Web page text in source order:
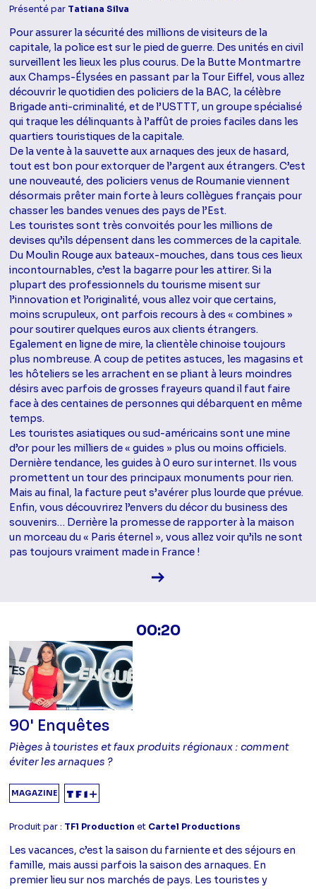
Présenté par Tatiana Silva
Pour assurer la sécurité des millions de visiteurs de la
capitale, la police est sur le pied de guerre. Des unités en civil
surveillent les lieux les plus courus. De la Butte Montmartre
aux Champs-Élysées en passant par la Tour Eiffel, vous allez
découvrir le quotidien des policiers de la BAC, la célèbre
Brigade anti-criminalité, et de l’USTTT, un groupe spécialisé
qui traque les délinquants à l’affût de proies faciles dans les
quartiers touristiques de la capitale.
De la vente à la sauvette aux arnaques des jeux de hasard,
tout est bon pour extorquer de l’argent aux étrangers. C’est
une nouveauté, des policiers venus de Roumanie viennent
désormais prêter main forte à leurs collègues français pour
chasser les bandes venues des pays de l’Est.
Les touristes sont très convoités pour les millions de
devises qu’ils dépensent dans les commerces de la capitale.
Du Moulin Rouge aux bateaux-mouches, dans tous ces lieux
incontournables, c’est la bagarre pour les attirer. Si la
plupart des professionnels du tourisme misent sur
l’innovation et l’originalité, vous allez voir que certains,
moins scrupuleux, ont parfois recours à des « combines »
pour soutirer quelques euros aux clients étrangers.
Egalement en ligne de mire, la clientèle chinoise toujours
plus nombreuse. A coup de petites astuces, les magasins et
les hôteliers se les arrachent en se pliant à leurs moindres
désirs avec parfois de grosses frayeurs quand il faut faire
face à des centaines de personnes qui débarquent en même
temps.
Les touristes asiatiques ou sud-américains sont une mine
d’or pour les milliers de « guides » plus ou moins officiels.
Dernière tendance, les guides à 0 euro sur internet. Ils vous
promettent un tour des principaux monuments pour rien.
Mais au final, la facture peut s’avérer plus lourde que prévue.
Enfin, vous découvrirez l’envers du décor du business des
souvenirs… Derrière la promesse de rapporter à la maison
un morceau du « Paris éternel », vous allez voir qu’ils ne sont
pas toujours vraiment made in France !
Voir la fiche diffusion
00:20
90' Enquêtes
Pièges à touristes et faux produits régionaux : comment
éviter les arnaques ?
MAGAZINE
Produit par : TF1 Production et Cartel Productions
Les vacances, c’est la saison du farniente et des séjours en
famille, mais aussi parfois la saison des arnaques. En
premier lieu sur nos marchés de pays. Les touristes y